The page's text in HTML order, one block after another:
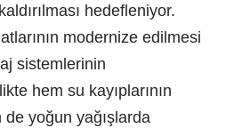
hedefleniyor.
modernize edilmesi
sistemlerinin
hem su kayıplarının
yoğun yağışlarda